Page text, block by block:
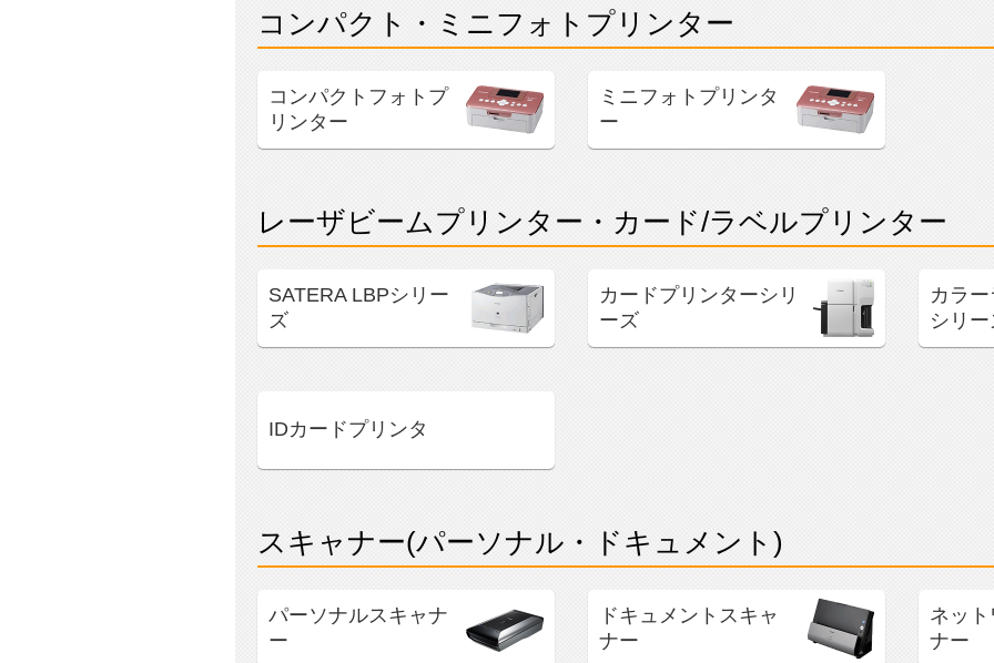
コンパクト・ミニフォトプリンター
コンパクトフォトプ
リンター
ミニフォトプリンタ
ー
レーザビームプリンター・カード/ラベルプリンター
SATERA LBPシリー
ズ
カードプリンターシリ
ーズ
カラ
シリー
IDカードプリンタ
スキャナー(パーソナル・ドキュメント)
パーソナルスキャナ
ー
ドキュメントスキャ
ナー
ネット
ナー